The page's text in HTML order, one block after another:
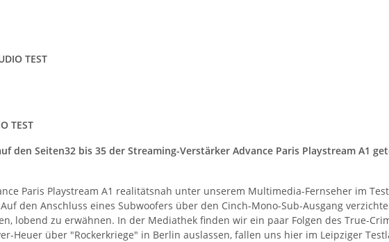
TEST
TEST
den Seiten32 bis 35 der Streaming-Verstärker Advance Paris Playstream A1
Paris Playstream A1 realitätsnah unter unserem Multimedia-Fernseher im
den Anschluss eines Subwoofers über den Cinch-Mono-Sub-Ausgang
lobend zu erwähnen. In der Mediathek finden wir ein paar Folgen des True-
Heuer über "Rockerkriege" in Berlin auslassen, fallen uns hier im Leipziger